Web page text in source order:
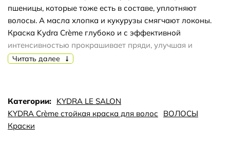
пшеницы, которые тоже есть в составе, уплотняют
волосы. А масла хлопка и кукурузы смягчают локоны.
Краска Kydra Crème глубоко и с эффективной
интенсивностью прокрашивает пряди, улучшая и
здоровье волос. После окрашивания этим продуктом,
окрашивания.
Краситель полностью справляется с закрашиванием
седины. Использовать крем-краску необходимо вместе с
Читать далее
Категории: KYDRA LE SALON
KYDRA Crème стойкая краска для волос
ВОЛОСЫ
Краски